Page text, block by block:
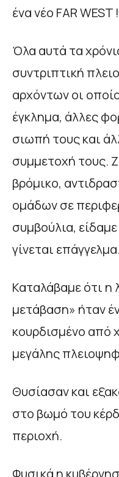
ένα νέο FAR WEST !
Όλα αυτά τα
συντριπτική
αρχόντων οι
έγκλημα, άλλες
σιωπή τους και
συμμετοχή τους.
βρόμικο,
ομάδων σε
συμβούλια,
γίνεται επάγγελμα.
Καταλάβαμε ότι η
μετάβαση» ήταν
κουρδισμένο από
μεγάλης
Θυσίασαν και
στο βωμό του
περιοχή.